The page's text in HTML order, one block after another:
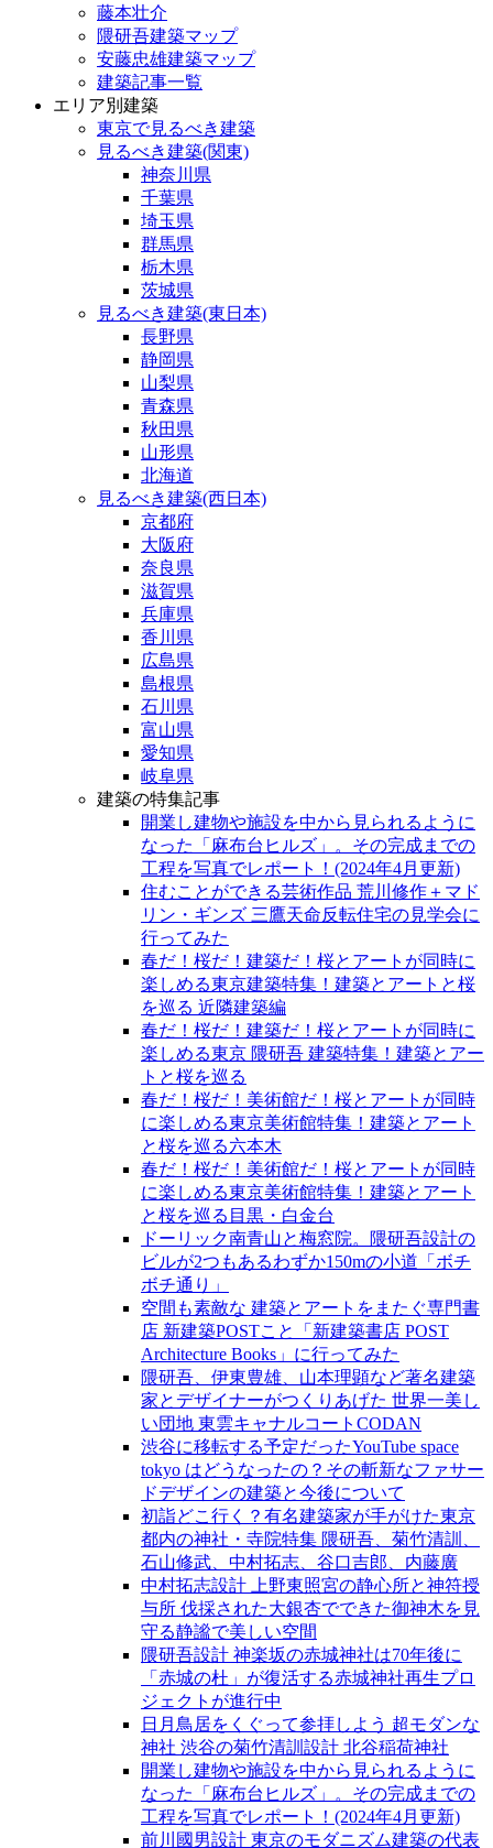
藤本壮介
隈研吾建築マップ
安藤忠雄建築マップ
建築記事一覧
エリア別建築
東京で見るべき建築
見るべき建築(関東)
神奈川県
千葉県
埼玉県
群馬県
栃木県
茨城県
見るべき建築(東日本)
長野県
静岡県
山梨県
青森県
秋田県
山形県
北海道
見るべき建築(西日本)
京都府
大阪府
奈良県
滋賀県
兵庫県
香川県
広島県
島根県
石川県
富山県
愛知県
岐阜県
建築の特集記事
開業し建物や施設を中から見られるように
なった「麻布台ヒルズ」。その完成までの
工程を写真でレポート！(2024年4月更新)
住むことができる芸術作品 荒川修作＋マド
リン・ギンズ 三鷹天命反転住宅の見学会に
行ってみた
春だ！桜だ！建築だ！桜とアートが同時に
楽しめる東京建築特集！建築とアートと桜
を巡る 近隣建築編
春だ！桜だ！建築だ！桜とアートが同時に
楽しめる東京 隈研吾 建築特集！建築とアー
トと桜を巡る
春だ！桜だ！美術館だ！桜とアートが同時
に楽しめる東京美術館特集！建築とアート
と桜を巡る六本木
春だ！桜だ！美術館だ！桜とアートが同時
に楽しめる東京美術館特集！建築とアート
と桜を巡る目黒・白金台
ドーリック南青山と梅窓院。隈研吾設計の
ビルが2つもあるわずか150mの小道「ボチ
ボチ通り」
空間も素敵な 建築とアートをまたぐ専門書
店 新建築POSTこと「新建築書店 POST
Architecture Books」に行ってみた
隈研吾、伊東豊雄、山本理顕など著名建築
家とデザイナーがつくりあげた 世界一美し
い団地 東雲キャナルコートCODAN
渋谷に移転する予定だったYouTube space
tokyo はどうなったの？その斬新なファサー
ドデザインの建築と今後について
初詣どこ行く？有名建築家が手がけた東京
都内の神社・寺院特集 隈研吾、菊竹清訓、
石山修武、中村拓志、谷口吉郎、内藤廣
中村拓志設計 上野東照宮の静心所と神符授
与所 伐採された大銀杏でできた御神木を見
守る静謐で美しい空間
隈研吾設計 神楽坂の赤城神社は70年後に
「赤城の杜」が復活する赤城神社再生プロ
ジェクトが進行中
日月鳥居をくぐって参拝しよう 超モダンな
神社 渋谷の菊竹清訓設計 北谷稲荷神社
開業し建物や施設を中から見られるように
なった「麻布台ヒルズ」。その完成までの
工程を写真でレポート！(2024年4月更新)
前川國男設計 東京のモダニズム建築の代表